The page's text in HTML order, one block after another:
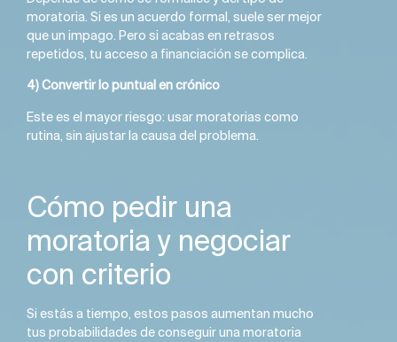
moratoria. Si es un acuerdo formal, suele ser mejor
que un impago. Pero si acabas en retrasos
repetidos, tu acceso a financiación se complica.
4) Convertir lo puntual en crónico
Este es el mayor riesgo: usar moratorias como
rutina, sin ajustar la causa del problema.
Cómo pedir una
moratoria y negociar
con criterio
Si estás a tiempo, estos pasos aumentan mucho
tus probabilidades de conseguir una moratoria